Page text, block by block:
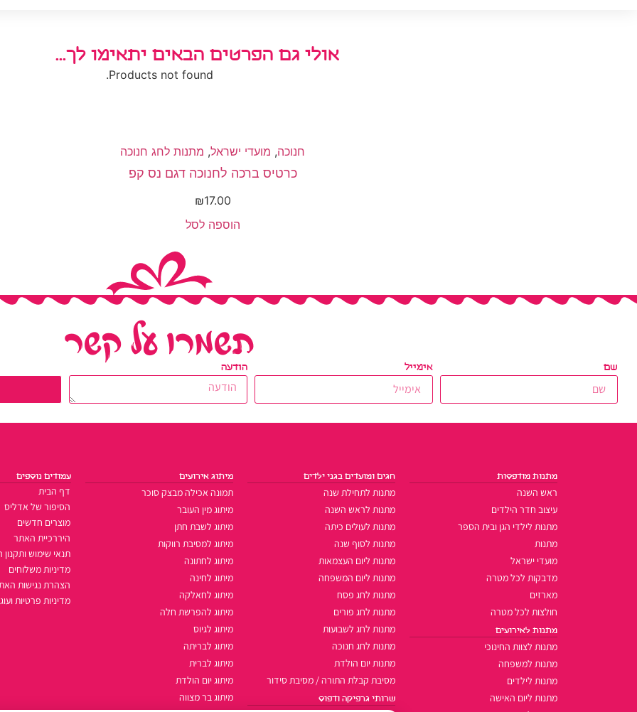
אולי גם הפרטים הבאים יתאימו לך...
Products not found.
חנוכה, מועדי ישראל, מתנות לחג חנוכה
כרטיס ברכה לחנוכה דגם נס קפ
₪17.00
הוספה לסל
תשמרו על קשר
שם אימייל הודעה
מתנות מודפסות
ראש השנה
עיצוב חדר הילדים
מתנות לילדי הגן ובית הספר
מתנות
מועדי ישראל
מדבקות לכל מטרה
מארזים
חולצות לכל מטרה
מתנות לאירועים
מתנות לצוות החינוכי
מתנות למשפחה
מתנות לילדים
מתנות ליום האישה
חגים ומועדים בגני ילדים
מתנות לתחילת שנה
מתנות לראש השנה
מתנות לעולים כיתה
מתנות לסוף שנה
מתנות ליום העצמאות
מתנות ליום המשפחה
מתנות לחג פסח
מתנות לחג פורים
מתנות לחג לשבועות
מתנות לחג חנוכה
מתנות יום הולדת
מסיבת קבלת התורה / מסיבת סידור
שרותי גרפיקה ודפוס
מיתוג אירועים
תמונה אכילה מבצק סוכר
מיתוג מין העובר
מיתוג לשבת חתן
מיתוג למסיבת רווקות
מיתוג לחתונה
מיתוג לחינה
מיתוג לחאלקה
מיתוג להפרשת חלה
מיתוג לגיוס
מיתוג לבריתה
מיתוג לברית
מיתוג יום הולדת
מיתוג בר מצווה
עמודים נוספים
דף הבית
הסיפור של אדליס
מוצרים חדשים
היררכיית האתר
תנאי שימוש
מדיניות משלוחים
הצהרת נגישות
מדיניות פרטיות